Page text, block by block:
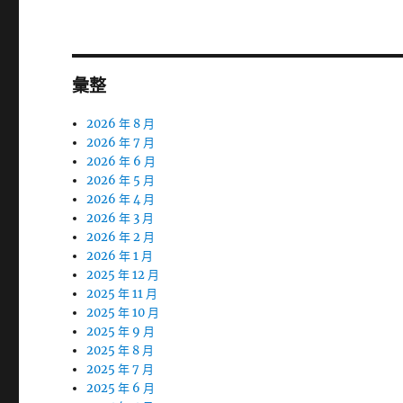
彙整
2026 年 8 月
2026 年 7 月
2026 年 6 月
2026 年 5 月
2026 年 4 月
2026 年 3 月
2026 年 2 月
2026 年 1 月
2025 年 12 月
2025 年 11 月
2025 年 10 月
2025 年 9 月
2025 年 8 月
2025 年 7 月
2025 年 6 月